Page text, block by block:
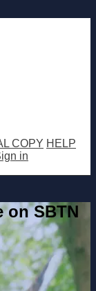
COPY HELP
in
on SBTN